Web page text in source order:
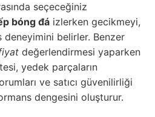
seçeceğiniz
bóng đá izlerken gecikmeyi,
belirler. Benzer
değerlendirmesi yaparken
yedek parçaların
ve satıcı güvenilirliği
dengesini oluşturur.